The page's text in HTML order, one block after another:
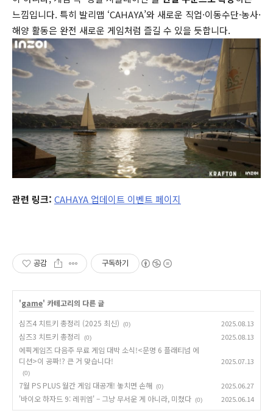
느낌입니다. 특히 발리맵 ‘CAHAYA’와 새로운 직업·이동수단·농사·
해양 활동은 완전 새로운 게임처럼 즐길 수 있을 듯합니다.
관련 링크: CAHAYA 업데이트 이벤트 페이지
공감 구독하기
'game' 카테고리의 다른 글
심즈4 치트키 총정리 (2025 최신)
(0) 2025.08.13
심즈3 치트키 총정리 (0) 2025.08.13
에픽게임즈 다음주 무료 게임 대박 소식!<문명 6 플래티넘 에
디션>이 공짜!? 큰 거 맞습니다!
(0)
2025.07.13
7월 PS PLUS 월간 게임 대공개! 놓치면 손해 (0) 2025.06.27
'바이오 하자드 9: 레퀴엠' – 그냥 무서운 게 아니라, 미쳤다 (0) 2025.06.14